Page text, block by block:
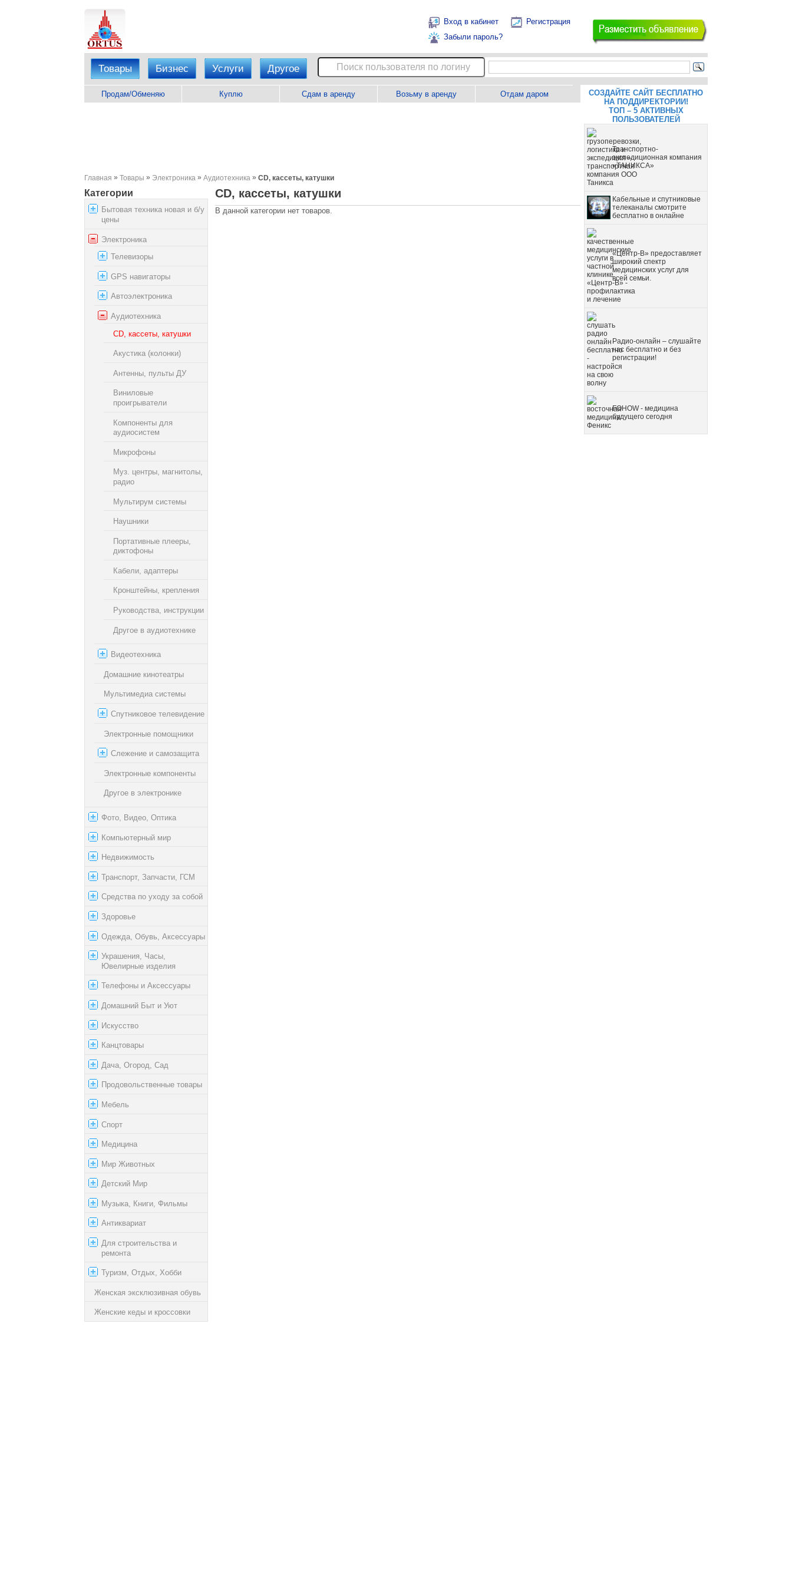
Вход в кабинет
Регистрация
Забыли пароль?
Товары Бизнес Услуги Другое
Продам/Обменяю Куплю Сдам в аренду Возьму в аренду Отдам даром
Главная » Товары » Электроника » Аудиотехника » CD, кассеты, катушки
Категории
Бытовая техника новая и б/у
цены
Электроника
Телевизоры
GPS навигаторы
Автоэлектроника
Аудиотехника
CD, кассеты, катушки
Акустика (колонки)
Антенны, пульты ДУ
Виниловые
проигрыватели
Компоненты для
аудиосистем
Микрофоны
Муз. центры, магнитолы,
радио
Мультирум системы
Наушники
Портативные плееры,
диктофоны
Кабели, адаптеры
Кронштейны, крепления
Руководства, инструкции
Другое в аудиотехнике
Видеотехника
Домашние кинотеатры
Мультимедиа системы
Спутниковое телевидение
Электронные помощники
Слежение и самозащита
Электронные компоненты
Другое в электронике
Фото, Видео, Оптика
Компьютерный мир
Недвижимость
Транспорт, Запчасти, ГСМ
Средства по уходу за собой
Здоровье
Одежда, Обувь, Аксессуары
Украшения, Часы,
Ювелирные изделия
Телефоны и Аксессуары
Домашний Быт и Уют
Искусство
Канцтовары
Дача, Огород, Сад
Продовольственные товары
Мебель
Спорт
Медицина
Мир Животных
Детский Мир
Музыка, Книги, Фильмы
Антиквариат
Для строительства и
ремонта
Туризм, Отдых, Хобби
Женская эксклюзивная обувь
Женские кеды и кроссовки
CD, кассеты, катушки
В данной категории нет товаров.
СОЗДАЙТЕ САЙТ БЕСПЛАТНО
НА ПОДДИРЕКТОРИИ!
ТОП – 5 АКТИВНЫХ
ПОЛЬЗОВАТЕЛЕЙ
Транспортно-
экспедиционная компания
«ТАНИКСА»
Кабельные и спутниковые
телеканалы смотрите
бесплатно в онлайне
«Центр-В» предоставляет
широкий спектр
медицинских услуг для
всей семьи.
Радио-онлайн – слушайте
нас бесплатно и без
регистрации!
FOHOW - медицина
будущего сегодня